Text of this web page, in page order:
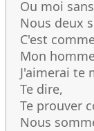
Ou moi
Nous deux
C'est
Mon
J'aimerai te
Te dire,
Te prouver
Nous